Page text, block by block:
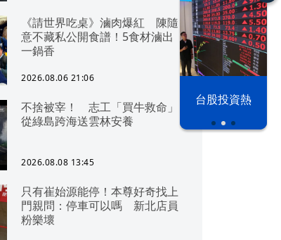
漢光42演習 台股投資熱
《請世界吃桌》滷肉爆紅 陳隨
意不藏私公開食譜！5食材滷出
一鍋香
2026.08.06 21:06
不捨被宰！ 志工「買牛救命」
從綠島跨海送雲林安養
2026.08.08 13:45
只有崔始源能停！本尊好奇找上
門親問：停車可以嗎 新北店員
粉樂壞